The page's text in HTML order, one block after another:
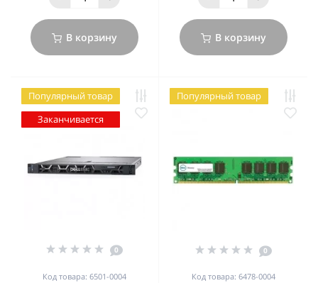
В корзину В корзину
Популярный товар
Заканчивается
0
Код товара: 6501-0004
Популярный товар
0
Код товара: 6478-0004